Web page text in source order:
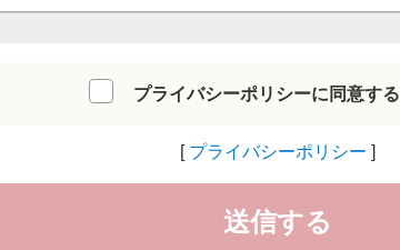
プライバシーポリシーに同意する
プライバシーポリシー
送信する